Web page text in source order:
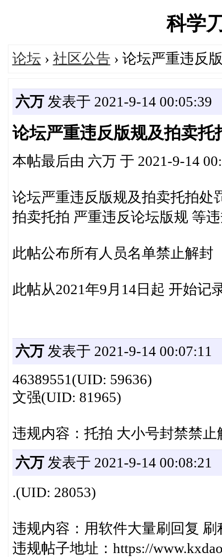
科学
论坛 › 社区公告 › 论坛严重违反
六万发表于 2021-9-14 00:05:39
论坛严重违反版规及拍卖托
本帖最后由 六万 于 2021-9-14
论坛严重违反版规及拍卖托拍处
拍卖托拍 严重违反论坛版规 等
此帖公布所有人员名单禁止解封
此帖从2021年9月14日起 开始记
六万发表于 2021-9-14 00:07:11
46389551(UID: 59636)
文强(UID: 81965)
违规内容：托拍 大小号封禁
六万发表于 2021-9-14 00:08:21
.ㅤ(UID: 28053)
违规内容：用软件大量刷回复
违规帖子地址：https://